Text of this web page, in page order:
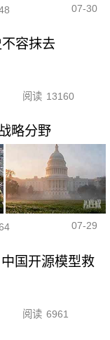
07-30
容抹去
阅读 13160
略分野
07-29
国开源模型救
阅读 6961